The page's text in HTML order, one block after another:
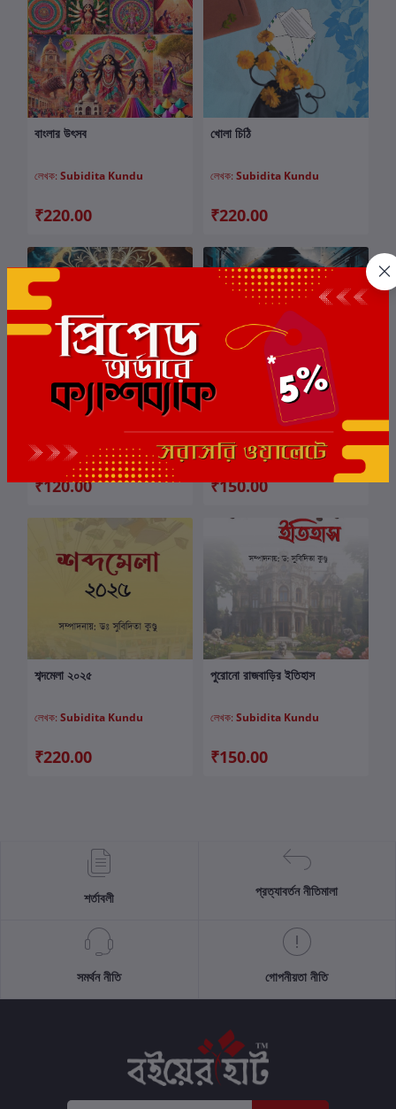
কার্টে যোগ করুন
বাংলার উৎসব
লেখক: Subidita Kundu
₹220.00
খোলা চিঠি
লেখক: Subidita Kundu
₹220.00
কার্টে যোগ করুন
মায়াজাল
লেখক: Subidita Kundu
₹120.00
কার্টে যোগ করুন
রহস্যের সন্ধানে
লেখক:Subidita Kundu
₹150.00
কার্টে যোগ করুন
শব্দমেলা ২০২৫
লেখক: Subidita Kundu
₹220.00
কার্টে যোগ করুন
পুরোনো রাজবাড়ির ইতিহাস
লেখক: Subidita Kundu
₹150.00
শর্তাবলী প্রত্যাবর্তন নীতিমালা
সমর্থন নীতি গোপনীয়তা নীতি